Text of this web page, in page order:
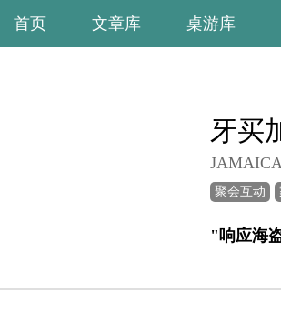
首页 文章库 桌游库
牙买
聚会互动